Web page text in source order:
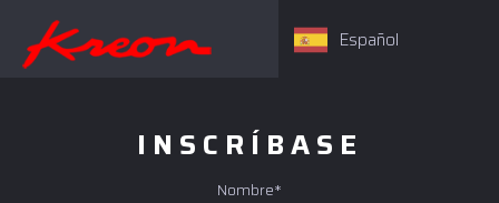
INSCRÍBASE
Nombre*
Español